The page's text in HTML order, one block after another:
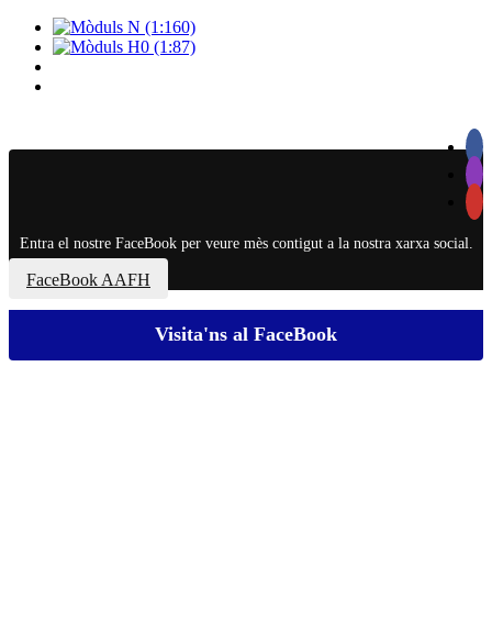
Entra el nostre FaceBook per veure mès contigut a la nostra xarxa social.
FaceBook AAFH
Visita'ns al FaceBook